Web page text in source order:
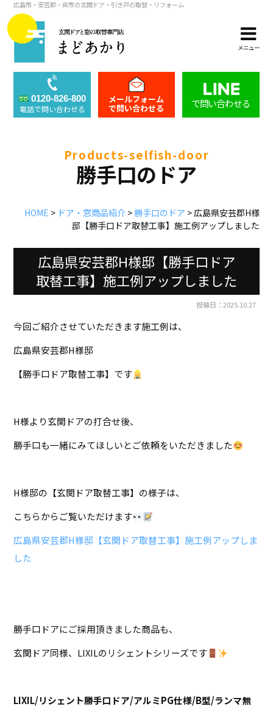
広島市・安芸郡・呉市の玄関ドア・引き戸の取替・リフォーム
メニュー
0120-826-800
電話で問い合わせる
メールフォーム
で問い合わせる で問い合わせる
products-selfish-door
勝手口のドア
HOME > ドア・窓商品紹介> 勝手口のドア > 広島県安芸郡H様
邸【勝手口ドア取替工事】施工例アップしました
広島県安芸郡H様邸【勝手口ドア
取替工事】施工例アップしました
投稿日：2025.10.27
今回ご紹介させていただきます施工例は、
広島県安芸郡H様邸
【勝手口ドア取替工事】です
H様より玄関ドアの打合せ後、
勝手口も一緒にみてほしいとご依頼をいただきました
H様邸の【玄関ドア取替工事】の様子は、
こちらからご覧いただけます
広島県安芸郡H様邸【玄関ドア取替工事】施工例アップしま
した
勝手口ドアにご採用頂きました商品も、
玄関ドア同様、LIXILのリシェントシリーズです
LIXIL/リシェント勝手口ドア/アルミPG仕様/B型/ランマ無